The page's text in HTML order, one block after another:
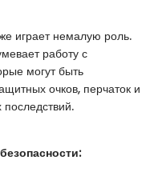
играет немалую роль.
работу с
могут быть
очков, перчаток и